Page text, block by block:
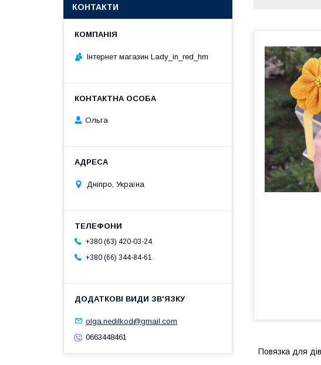
Повязка для
КОНТАКТИ
Інтернет магазин Lady_in_red_hm
Ольга
Дніпро, Україна
+380 (63) 420-03-24
+380 (66) 344-84-61
olga.nedilkod@gmail.com
0663448461